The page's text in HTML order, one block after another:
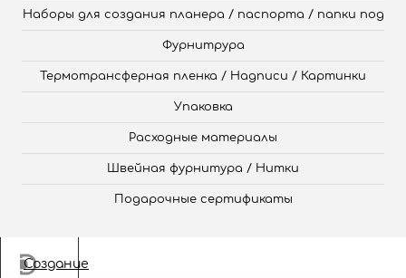
Наборы для создания планера / паспорта / папки под
Фурнитрура
Термотрансферная пленка / Надписи / Картинки
Упаковка
Расходные материалы
Швейная фурнитура / Нитки
Подарочные сертификаты
Создание